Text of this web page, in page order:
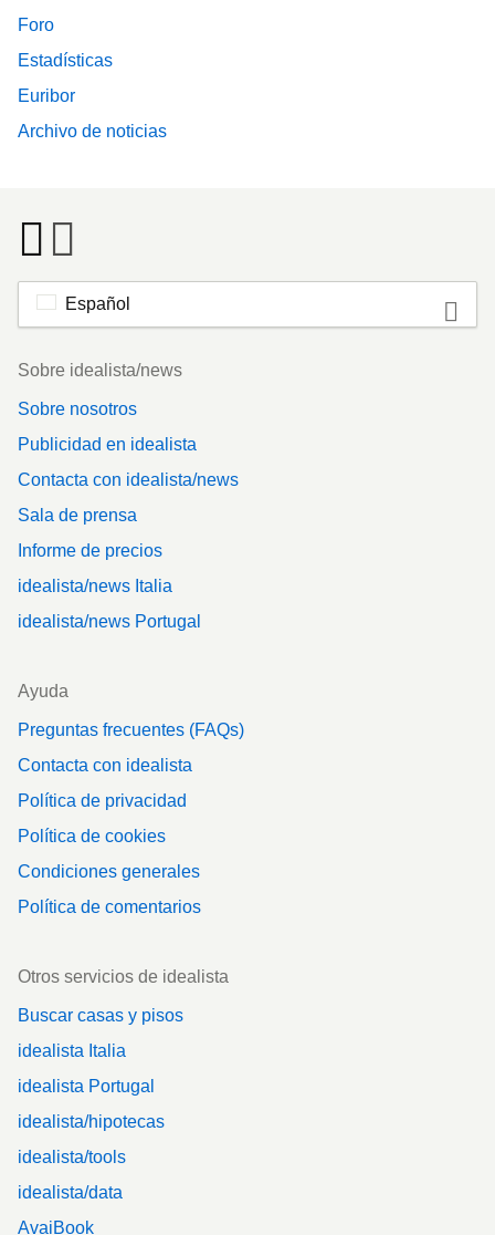
Foro
Estadísticas
Euribor
Archivo de noticias
Español
Footer
Sobre idealista/news
Sobre nosotros
Publicidad en idealista
Contacta con idealista/news
Sala de prensa
Informe de precios
idealista/news Italia
idealista/news Portugal
Ayuda
Preguntas frecuentes (FAQs)
Contacta con idealista
Política de privacidad
Política de cookies
Condiciones generales
Política de comentarios
Otros servicios de idealista
Buscar casas y pisos
idealista Italia
idealista Portugal
idealista/hipotecas
idealista/tools
idealista/data
AvaiBook